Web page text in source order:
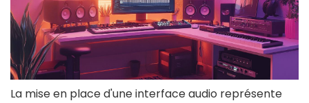
La mise en place d'une interface audio représente